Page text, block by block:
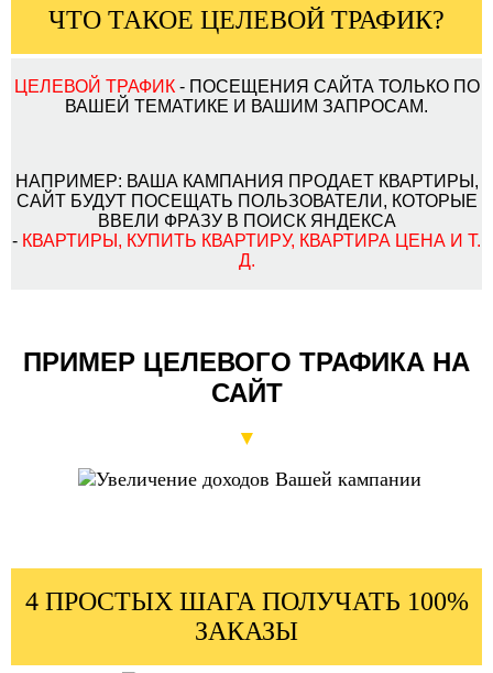
ЧТО ТАКОЕ ЦЕЛЕВОЙ ТРАФИК?
ЦЕЛЕВОЙ ТРАФИК- ПОСЕЩЕНИЯ САЙТА ТОЛЬКО ПО
ВАШЕЙ ТЕМАТИКЕ И ВАШИМ ЗАПРОСАМ.
НАПРИМЕР: ВАША КАМПАНИЯ ПРОДАЕТ КВАРТИРЫ,
САЙТ БУДУТ ПОСЕЩАТЬ ПОЛЬЗОВАТЕЛИ, КОТОРЫЕ
ВВЕЛИ ФРАЗУ В ПОИСК ЯНДЕКСА
- КВАРТИРЫ, КУПИТЬ КВАРТИРУ, КВАРТИРА ЦЕНА И Т.
Д.
ПРИМЕР ЦЕЛЕВОГО ТРАФИКА НА
САЙТ
▼
4 ПРОСТЫХ ШАГА ПОЛУЧАТЬ 100%
ЗАКАЗЫ